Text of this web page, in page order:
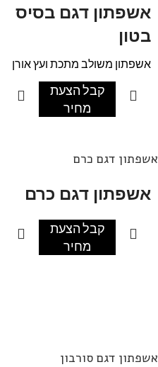
אשפתון דגם בסיס
בטון
אשפתון משולב מתכת ועץ אורן
מתכת מגולוונת צבועה
העץ צבוע בצבע לפי בחירה.
ישנו פח פנימי לאשפתון .
קבל הצעת
מחיר
אשפתון דגם כרם
אשפתון דגם כרם
קבל הצעת
מחיר
אשפתון דגם סורבון